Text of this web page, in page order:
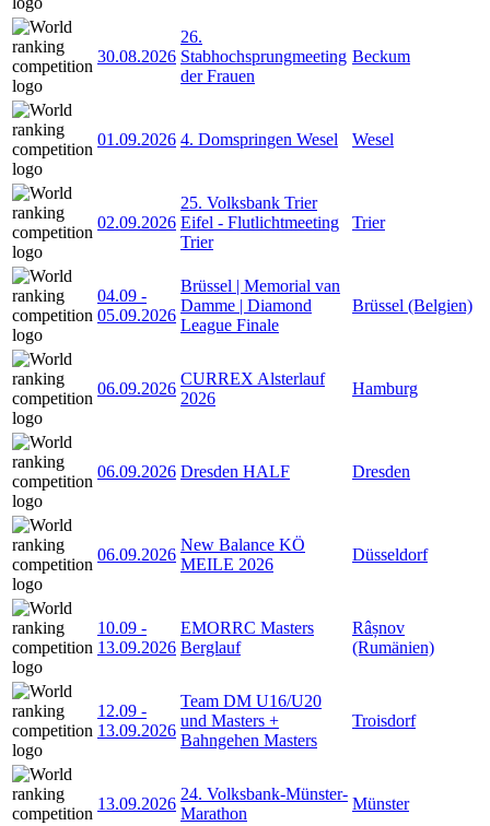
30.08.2026
26.
Stabhochsprungmeeting
der Frauen
Beckum
01.09.2026 4. Domspringen Wesel Wesel
02.09.2026
25. Volksbank Trier
Eifel - Flutlichtmeeting
Trier
Trier
04.09 -
05.09.2026
Brüssel | Memorial van
Damme | Diamond
League Finale
Brüssel (Belgien)
06.09.2026
CURREX Alsterlauf
2026
Hamburg
06.09.2026 Dresden HALF Dresden
06.09.2026
New Balance KÖ
MEILE 2026
Düsseldorf
10.09 -
13.09.2026
EMORRC Masters
Berglauf
Râșnov
(Rumänien)
12.09 -
13.09.2026
Team DM U16/U20
und Masters +
Bahngehen Masters
Troisdorf
13.09.2026
24. Volksbank-Münster-
Marathon
Münster